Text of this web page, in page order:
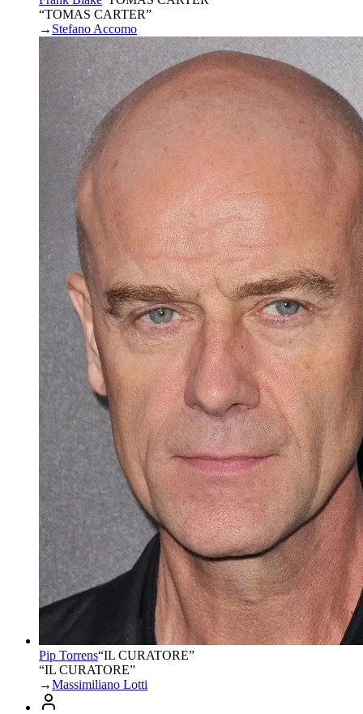
“TOMAS CARTER”
→ Stefano Accomo
Pip Torrens“IL CURATORE”
“IL CURATORE”
→Massimiliano Lotti